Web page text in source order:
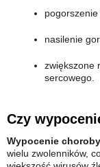
pogorszenie
nasilenie
zwiększone
sercowego.
Czy
Wypocenie choroby
wielu zwolenników,